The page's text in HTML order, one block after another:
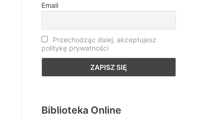
Email
Przechodząc dalej, akceptujesz
politykę prywatności
Biblioteka Online